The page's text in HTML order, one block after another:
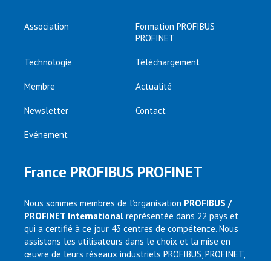
Association
Formation PROFIBUS
PROFINET
Technologie Téléchargement
Membre Actualité
Newsletter Contact
Evénement
France PROFIBUS PROFINET
Nous sommes membres de l’organisation PROFIBUS /
PROFINET International représentée dans 22 pays et
qui a certifié à ce jour 43 centres de compétence. Nous
assistons les utilisateurs dans le choix et la mise en
œuvre de leurs réseaux industriels PROFIBUS, PROFINET,